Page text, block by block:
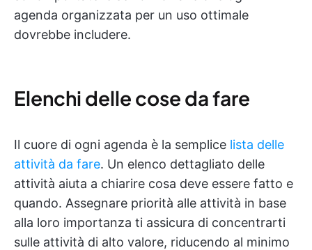
agenda organizzata per un uso ottimale
dovrebbe includere.
Elenchi delle cose da fare
Il cuore di ogni agenda è la semplice lista delle
attività da fare. Un elenco dettagliato delle
attività aiuta a chiarire cosa deve essere fatto e
quando. Assegnare priorità alle attività in base
alla loro importanza ti assicura di concentrarti
sulle attività di alto valore, riducendo al minimo